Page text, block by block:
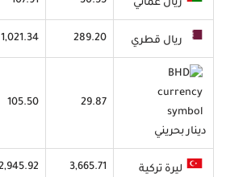
ريال عماني
ريال قطري 289.20
1,021.34
دينار بحريني
29.87
105.50
ليرة تركية 3,665.71